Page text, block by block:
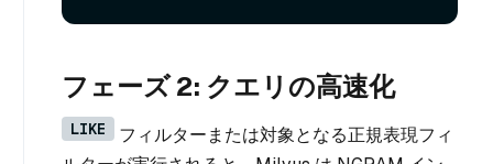
フェーズ 2: クエリの高速化
LIKE
フィルターまたは対象となる正規表現フィ